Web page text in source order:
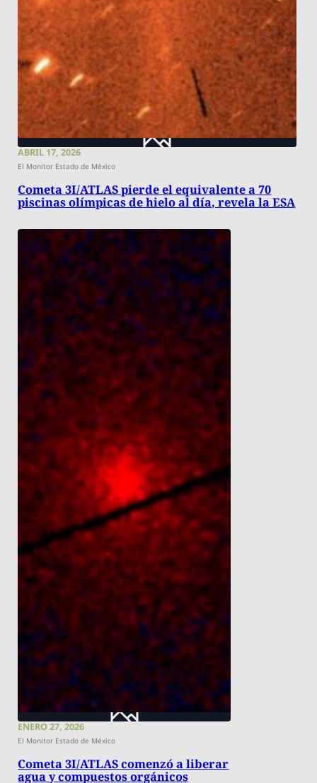
ABRIL 17, 2026
El Monitor Estado de México
Cometa 3I/ATLAS pierde el equivalente a 70
piscinas olímpicas de hielo al día, revela la ESA
ENERO 27, 2026
El Monitor Estado de México
Cometa 3I/ATLAS comenzó a liberar
agua y compuestos orgánicos